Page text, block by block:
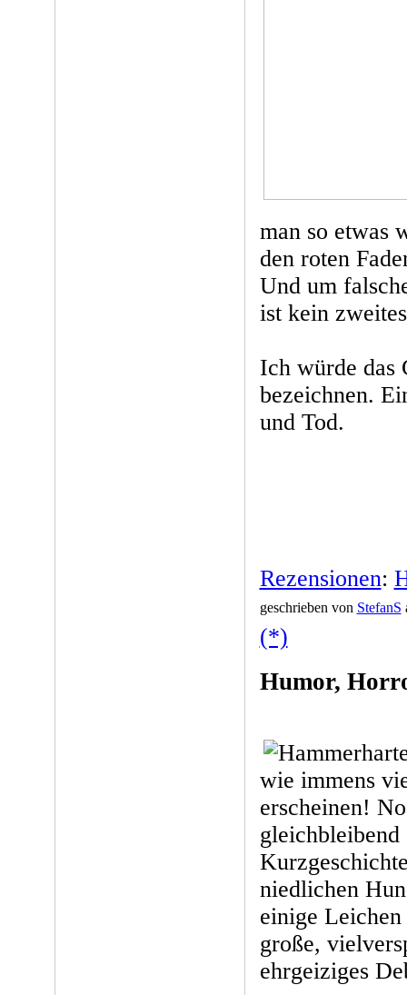
man so etwas
den roten
Und um
ist kein
Ich würde das
bezeichnen.
und Tod.
Rezensionen:
geschrieben von StefanS
(*)
Humor,
wie immens
erscheinen!
niedlichen
einige
große,
ehrgeiziges